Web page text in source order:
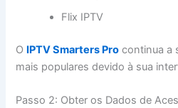
Flix IPTV
O IPTV Smarters Pro continua a
mais populares devido à sua
Passo 2: Obter os Dados de